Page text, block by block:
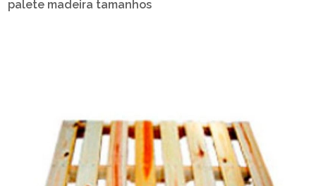
palete madeira tamanhos